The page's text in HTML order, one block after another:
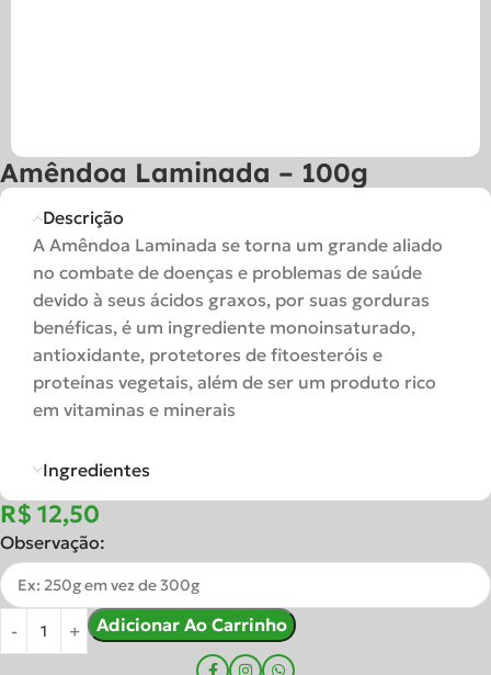
Amêndoa Laminada – 100g
Descrição
A Amêndoa Laminada se torna um grande aliado
no combate de doenças e problemas de saúde
devido à seus ácidos graxos, por suas gorduras
benéficas, é um ingrediente monoinsaturado,
antioxidante, protetores de fitoesteróis e
proteínas vegetais, além de ser um produto rico
em vitaminas e minerais
Ingredientes
R$
Observação:
Adicionar Ao Carrinho